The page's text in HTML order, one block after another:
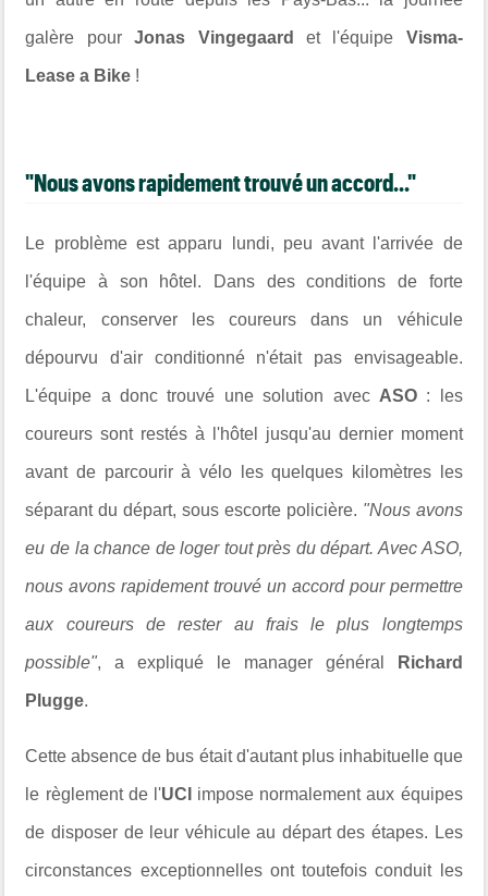
galère pourJonas Vingegaard et l'équipe Visma-
Lease a Bike !
"Nous avons rapidement trouvé un accord..."
Le problème est apparu lundi, peu avant l'arrivée de
l'équipe à son hôtel. Dans des conditions de forte
chaleur, conserver les coureurs dans un véhicule
dépourvu d'air conditionné n'était pas envisageable.
L'équipe a donc trouvé une solution avec ASO : les
coureurs sont restés à l'hôtel jusqu'au dernier moment
avant de parcourir à vélo les quelques kilomètres les
séparant du départ, sous escorte policière. "Nous avons
eu de la chance de loger tout près du départ. Avec ASO,
nous avons rapidement trouvé un accord pour permettre
aux coureurs de rester au frais le plus longtemps
possible", a expliqué le manager général Richard
Plugge.
Cette absence de bus était d'autant plus inhabituelle que
le règlement de l'UCI impose normalement aux équipes
de disposer de leur véhicule au départ des étapes. Les
circonstances exceptionnelles ont toutefois conduit les